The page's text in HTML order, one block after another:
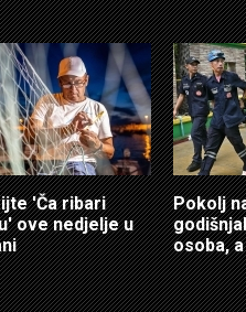
'Ča ribari
ove nedjelje u
Pokolj
osoba,